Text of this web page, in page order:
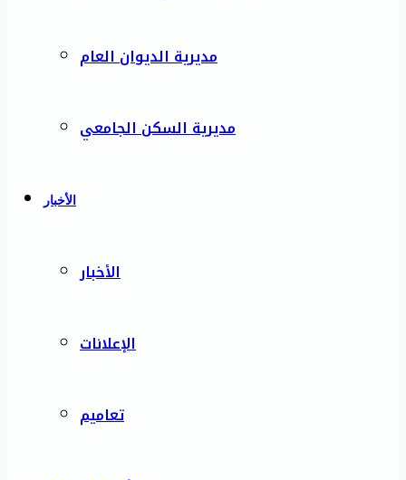
مديرية الديوان العام
مديرية السكن الجامعي
الأخبار
الأخبار
الإعلانات
تعاميم